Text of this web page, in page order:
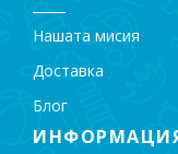
Нашата мисия
Доставка
Блог